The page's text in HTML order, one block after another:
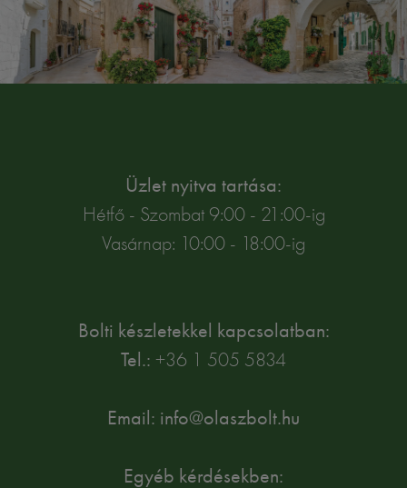
Üzlet nyitva tartása:
Hétfő - Szombat 9:00 - 21:00-ig
Vasárnap: 10:00 - 18:00-ig
Bolti készletekkel kapcsolatban:
Tel.: +36 1 505 5834
Email: info@olaszbolt.hu
Egyéb kérdésekben: